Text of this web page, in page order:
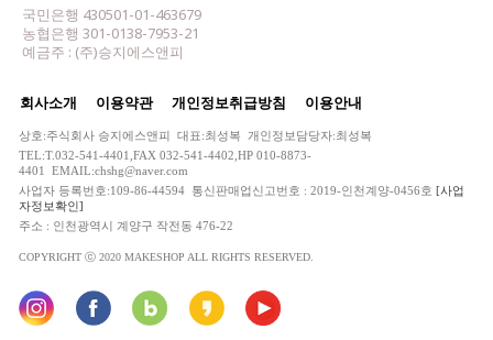
국민은행 430501-01-463679
농협은행 301-0138-7953-21
예금주 : (주)승지에스앤피
회사소개 이용약관 개인정보취급방침 이용안내
상호:주식회사 승지에스앤피 대표:최성복 개인정보담당자:최성복
TEL:T.032-541-4401,FAX 032-541-4402,HP 010-8873-
4401 EMAIL:chshg@naver.com
사업자 등록번호:109-86-44594 통신판매업신고번호 : 2019-인천계양-0456호 [사업
자정보확인]
주소 : 인천광역시 계양구 작전동 476-22
COPYRIGHT ⓒ 2020 MAKESHOP ALL RIGHTS RESERVED.